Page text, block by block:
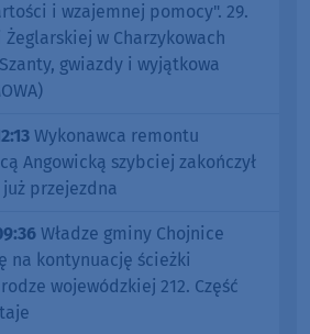
i wzajemnej pomocy". 29.
w Charzykowach
gwiazdy i wyjątkowa
Wykonawca remontu
Angowicką szybciej zakończył
przejezdna
Władze gminy Chojnice
na kontynuację ścieżki
wojewódzkiej 212. Część